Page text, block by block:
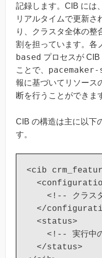
記録します。CIB には
リアルタイムで更新さ
り、クラスタ全体の整
割を担っています。各
based プロセスが
ことで、
報に基づいてリソース
断を行うことができま
CIB の構造は主に以下
す。
<cib
<!-- クラス
</
  <status>
<!-- 実行中
  </status>